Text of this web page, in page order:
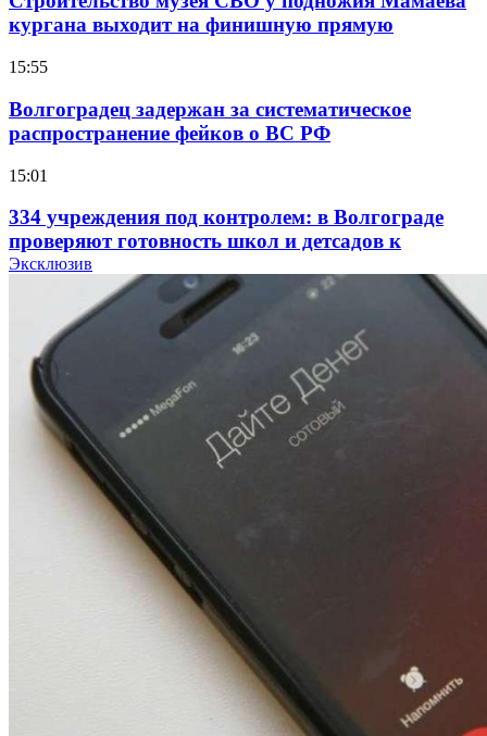
кургана выходит на финишную прямую
15:55
Волгоградец задержан за систематическое
распространение фейков о ВС РФ
15:01
334 учреждения под контролем: в Волгограде
проверяют готовность школ и детсадов к
учебному году
Покушение на убийство в Волгограде: девушка
напала на незнакомую женщину с ножом
12:39
Сладкий праздник в Волгограде: в Центральном
парке прошёл фестиваль „Арбузный переполох“
Волгоградские компании нарастили экспорт:
заключены контракты на 3,6 млн долларов
Эксклюзив